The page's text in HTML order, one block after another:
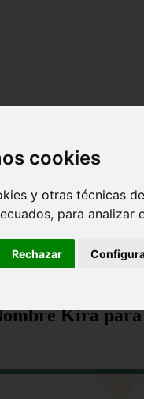
cookies
y otras técnicas
para
Rechazar
Kira